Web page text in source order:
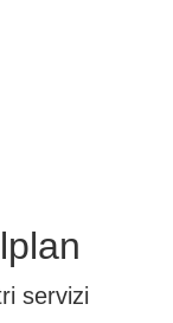
servizi